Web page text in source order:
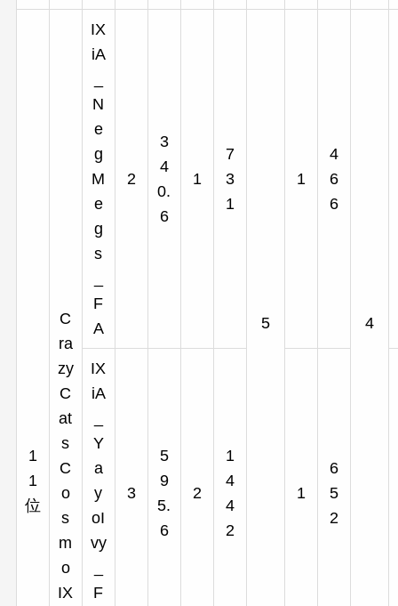
1
1
位
C
ra
zy
C
at
s
C
o
s
m
o
IX
IX
iA
N
e
g
M
e
g
s
F
A
2
3
4
0.
6
1
7
3
1
5
1
4
6
6
4
IX
iA
Y
a
y
oI
vy
F
3
5
9
5.
6
2
1
4
4
2
1
6
5
2